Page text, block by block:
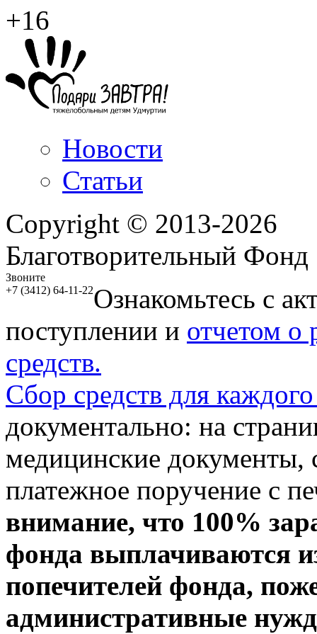
+16
Новости
Статьи
Copyright © 2013-2026
Благотворительный
Звоните
+7 (3412) 64-11-22Ознакомьтесь с
поступлении и отчетом о
средств.
Сбор средств для
документально: на
медицинские документы,
платежное поручение с
внимание, что 100%
фонда выплачиваются
попечителей фонда,
административные